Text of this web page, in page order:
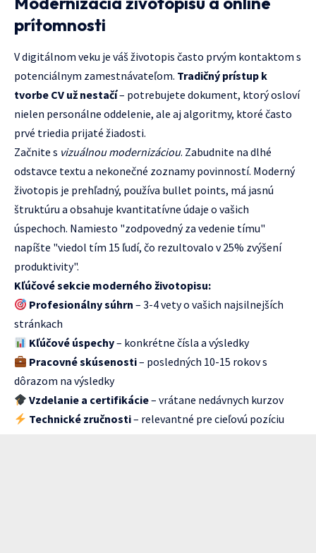
prítomnosti
V digitálnom veku je váš životopis často prvým kontaktom s
potenciálnym zamestnávateľom. Tradičný prístup k
tvorbe CV už nestačí– potrebujete dokument, ktorý osloví
nielen personálne oddelenie, ale aj algoritmy, ktoré často
prvé triedia prijaté žiadosti.
Začnite s vizuálnou modernizáciou. Zabudnite na dlhé
odstavce textu a nekonečné zoznamy povinností. Moderný
životopis je prehľadný, používa bullet points, má jasnú
štruktúru a obsahuje kvantitatívne údaje o vašich
úspechoch. Namiesto "zodpovedný za vedenie tímu"
napíšte "viedol tím 15 ľudí, čo rezultovalo v 25% zvýšení
produktivity".
Kľúčové sekcie moderného životopisu:
Profesionálny súhrn – 3-4 vety o vašich najsilnejších
stránkach
Kľúčové úspechy– konkrétne čísla a výsledky
Pracovné skúsenosti– posledných 10-15 rokov s
dôrazom na výsledky
Vzdelanie a certifikácie– vrátane nedávnych kurzov
Technické zručnosti– relevantné pre cieľovú pozíciu